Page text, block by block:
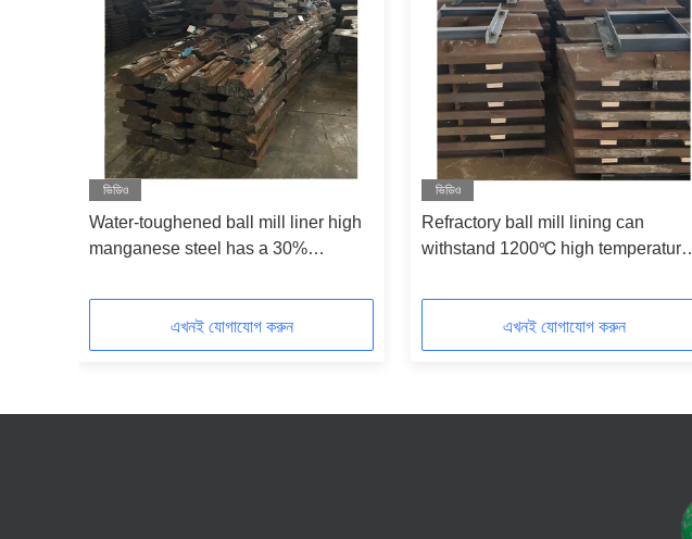
ভিডিও
Water-toughened ball mill liner high
manganese steel has a 30%
impact resistance after water-
tougheningএখনই যোগাযোগ করুন
ভিডিও
Refractory ball mill lining can
withstand 1200℃ high temperature
without deformation
এখনই যোগাযোগ করুন